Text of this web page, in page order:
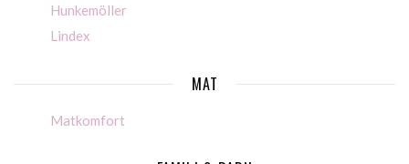
Hunkemöller
Lindex
MAT
Matkomfort